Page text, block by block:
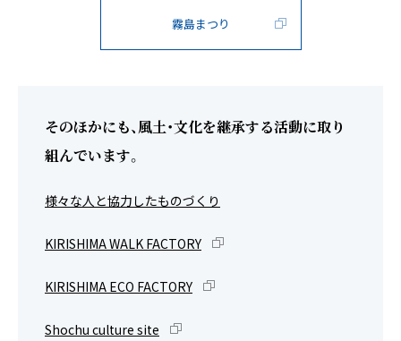
霧島まつり
そのほかにも、風土・文化を継承する活動に取り
組んでいます。
様々な人と協力したものづくり
KIRISHIMA WALK FACTORY
KIRISHIMA ECO FACTORY
Shochu culture site